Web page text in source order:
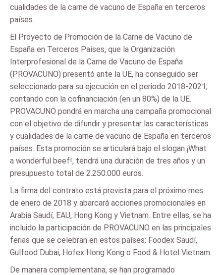
cualidades de la carne de vacuno de España en terceros
países.
El Proyecto de Promoción de la Carne de Vacuno de
España en Terceros Países, que la Organización
Interprofesional de la Carne de Vacuno de España
(PROVACUNO) presentó ante la UE, ha conseguido ser
seleccionado para su ejecución en el periodo 2018-2021,
contando con la cofinanciación (en un 80%) de la UE.
PROVACUNO pondrá en marcha una campaña promocional
con el objetivo de difundir y presentar las características
y cualidades de la carne de vacuno de España en terceros
países. Esta promoción se articulará bajo el slogan ¡What
a wonderful beef!, tendrá una duración de tres años y un
presupuesto total de 2.250.000 euros.
La firma del contrato está prevista para el próximo mes
de enero de 2018 y abarcará acciones promocionales en
Arabia Saudí, EAU, Hong Kong y Vietnam. Entre ellas, se ha
incluido la participación de PROVACUNO en las principales
ferias que se celebran en estos países: Foodex Saudí,
Gulfood Dubai, Hofex Hong Kong o Food & Hotel Vietnam.
De manera complementaria, se han programado